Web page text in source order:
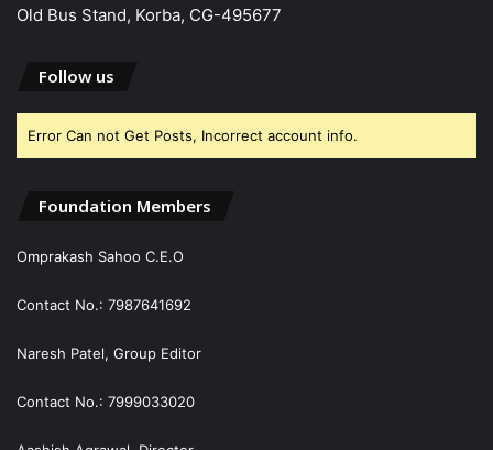
Old Bus Stand, Korba, CG-495677
Follow us
Error Can not Get Posts, Incorrect account info.
Foundation Members
Omprakash Sahoo C.E.O
Contact No.: 7987641692
Naresh Patel, Group Editor
Contact No.: 7999033020